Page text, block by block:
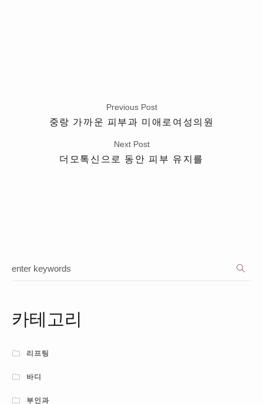
중랑 가까운 피부과 미애로여성의원
Previous Post
더모톡신으로 동안 피부 유지를
Next Post
카테고리
리프팅
바디
부인과